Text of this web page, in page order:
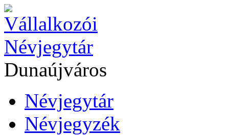
Dunaújváros
Névjegytár
Névjegyzék